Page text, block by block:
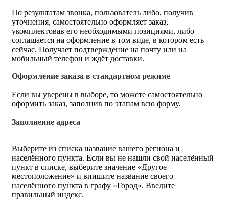
По результатам звонка, пользователь либо, получив
уточнения, самостоятельно оформляет заказ,
укомплектовав его необходимыми позициями, либо
соглашается на оформление в том виде, в котором есть
сейчас. Получает подтверждение на почту или на
мобильный телефон и ждёт доставки.
Оформление заказа в стандартном режиме
Если вы уверены в выборе, то можете самостоятельно
оформить заказ, заполнив по этапам всю форму.
Заполнение адреса
Выберите из списка название вашего региона и
населённого пункта. Если вы не нашли свой населённый
пункт в списке, выберите значение «Другое
местоположение» и впишите название своего
населённого пункта в графу «Город». Введите
правильный индекс.